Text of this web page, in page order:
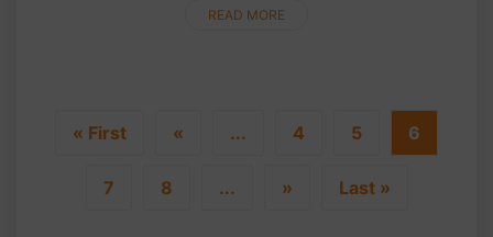
Ami Saigon làm ngay bạn ....
READ MORE
« First « ... 4 5 6
7 8 ... » Last »